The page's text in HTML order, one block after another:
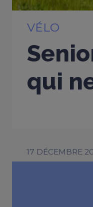
VÉLO
qui
17 DÉCEMBRE